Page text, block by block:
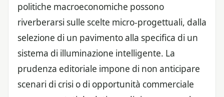
politiche macroeconomiche possono
riverberarsi sulle scelte micro-progettuali, dalla
selezione di un pavimento alla specifica di un
sistema di illuminazione intelligente. La
prudenza editoriale impone di non anticipare
scenari di crisi o di opportunità commerciale